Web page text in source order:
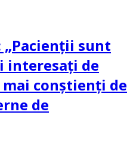
„Pacienții sunt
interesați de
conștienți de
de